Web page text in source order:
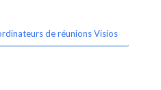
de réunions Visios